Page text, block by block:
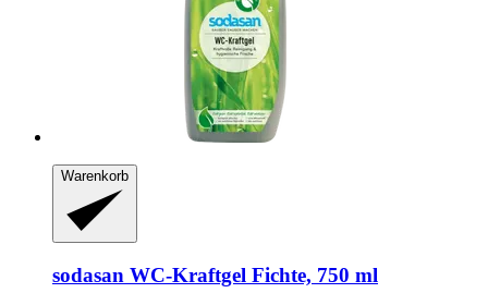
Warenkorb
sodasan WC-​Kraftgel Fichte, 750 ml